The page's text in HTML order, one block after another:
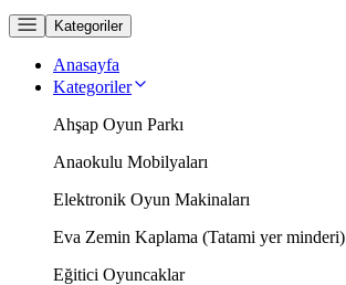
Kategoriler
Anasayfa
Kategoriler
Ahşap Oyun Parkı
Anaokulu Mobilyaları
Elektronik Oyun Makinaları
Eva Zemin Kaplama (Tatami yer minderi)
Eğitici Oyuncaklar